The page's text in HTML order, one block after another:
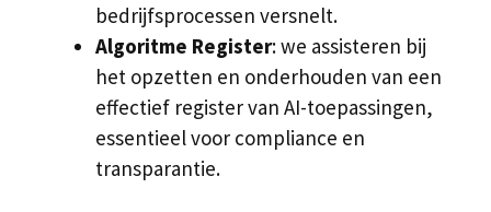
bedrijfsprocessen versnelt.
Algoritme Register: we assisteren bij
het opzetten en onderhouden van een
effectief register van AI-toepassingen,
essentieel voor compliance en
transparantie.